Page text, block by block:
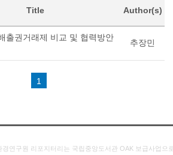
Title Author(s)
출권거래제 비교 및 협력방안
추장민
1
경연구원 리포지터리는 국립중앙도서관 OAK 보급사업